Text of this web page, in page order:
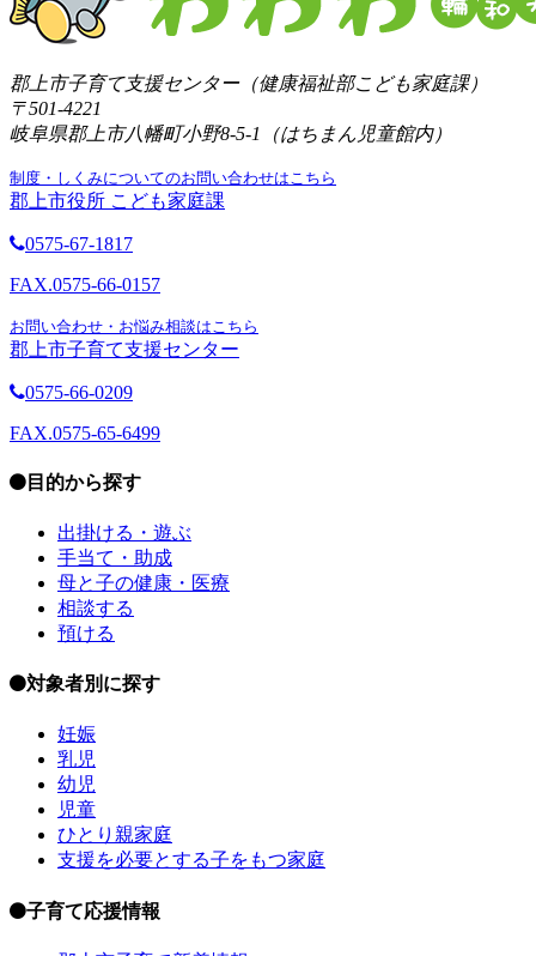
郡上市子育て支援センター（健康福祉部こども家庭課）
〒501-4221
岐阜県郡上市八幡町小野8-5-1（はちまん児童館内）
制度・しくみについてのお問い合わせはこちら
郡上市役所 こども家庭課
0575-67-1817
FAX.0575-66-0157
お問い合わせ・お悩み相談はこちら
郡上市子育て支援センター
0575-66-0209
FAX.0575-65-6499
目的から探す
出掛ける・遊ぶ
手当て・助成
母と子の健康・医療
相談する
預ける
対象者別に探す
妊娠
乳児
幼児
児童
ひとり親家庭
支援を必要とする子をもつ家庭
子育て応援情報